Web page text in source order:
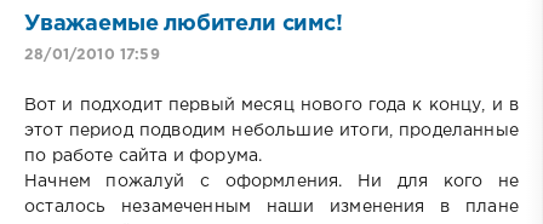
Уважаемые любители симс!
28/01/2010 17:59
Вот и подходит первый месяц нового года к концу, и в
этот период подводим небольшие итоги, проделанные
по работе сайта и форума.
Начнем пожалуй с оформления. Ни для кого не
осталось незамеченным наши изменения в плане